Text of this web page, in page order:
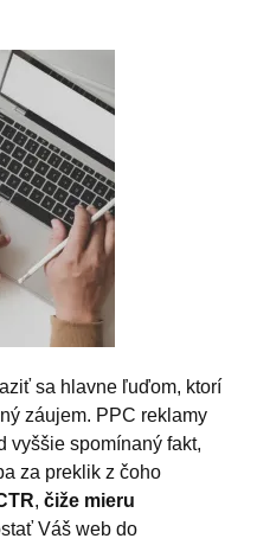
sa hlavne ľuďom, ktorí
záujem. PPC reklamy
vyššie spomínaný fakt,
za preklik z čoho
, čiže mieru
Váš web do